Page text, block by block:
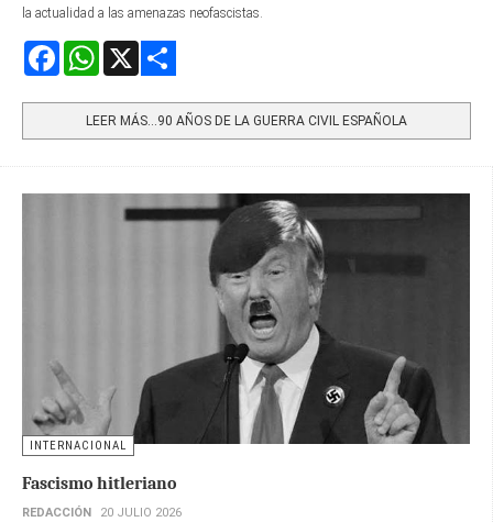
la actualidad a las amenazas neofascistas.
FacebookWhatsApp
LEER MÁS…90 AÑOS DE LA GUERRA CIVIL ESPAÑOLA
INTERNACIONAL
Fascismo hitleriano
REDACCIÓN 20 JULIO 2026